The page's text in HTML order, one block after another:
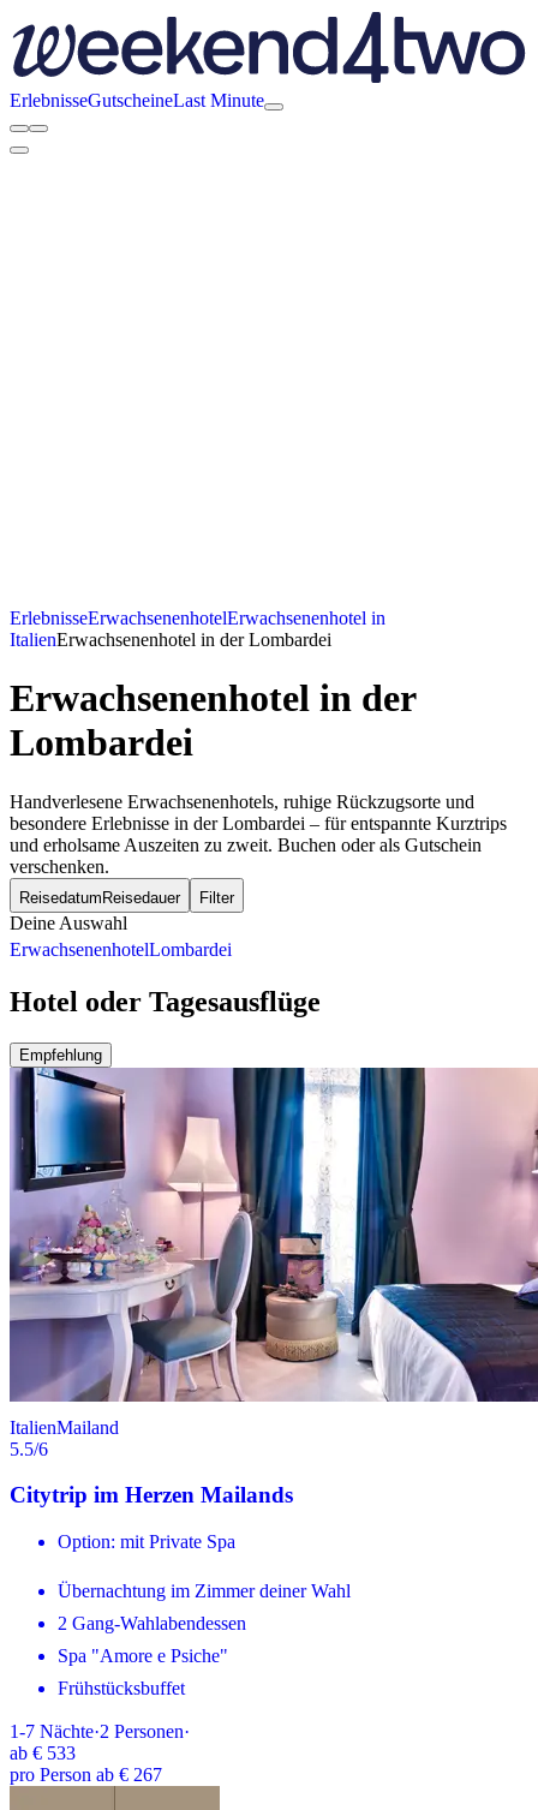
ErlebnisseGutscheineLast Minute
ErlebnisseErwachsenenhotelErwachsenenhotel in
ItalienErwachsenenhotel in der Lombardei
Erwachsenenhotel in der
Lombardei
Handverlesene Erwachsenenhotels, ruhige Rückzugsorte und
besondere Erlebnisse in der Lombardei – für entspannte Kurztrips
und erholsame Auszeiten zu zweit. Buchen oder als Gutschein
verschenken.
Reisedatum Reisedauer Filter
Deine Auswahl
ErwachsenenhotelLombardei
Hotel oder Tagesausflüge
Empfehlung
ItalienMailand
5.5/6
Citytrip im Herzen Mailands
Option: mit Private Spa
Übernachtung im Zimmer deiner Wahl
2 Gang-Wahlabendessen
Spa "Amore e Psiche"
Frühstücksbuffet
1-7 Nächte·2 Personen·
ab € 533
pro Person ab € 267